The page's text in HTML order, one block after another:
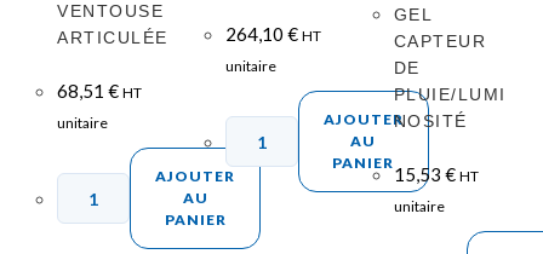
VENTOUSE
ARTICULÉE
68,51€ HT
unitaire
AJOUTER
AU
PANIER
264,10 € HT
unitaire
AJOUTER
AU
PANIER
GEL
CAPTEUR
DE
PLUIE/LUMI
NOSITÉ
15,53 € HT
unitaire